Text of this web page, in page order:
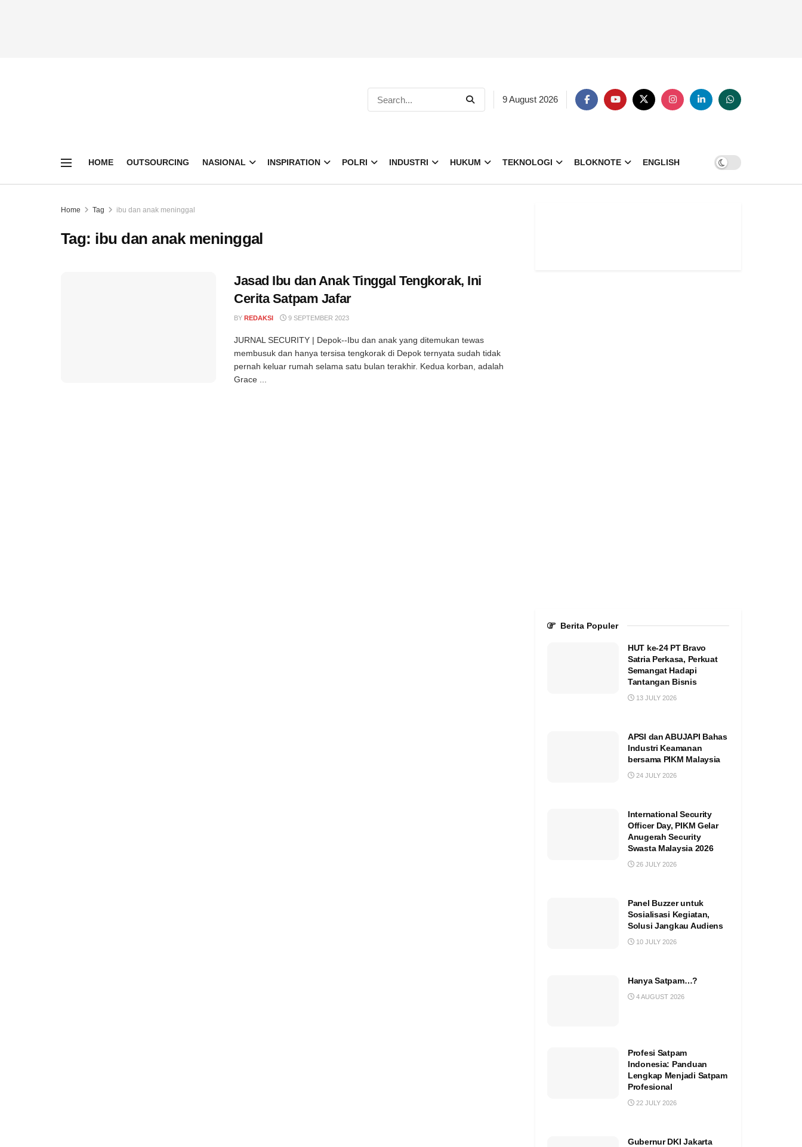
9 August 2026
HOME OUTSOURCING NASIONAL INSPIRATION POLRI INDUSTRI HUKUM TEKNOLOGI BLOKNOTE ENGLISH
Home Tag ibu dan anak meninggal
Tag: ibu dan anak meninggal
Jasad Ibu dan Anak Tinggal Tengkorak, Ini
Cerita Satpam Jafar
BY REDAKSI 9 SEPTEMBER 2023
JURNAL SECURITY | Depok--Ibu dan anak yang ditemukan tewas
membusuk dan hanya tersisa tengkorak di Depok ternyata sudah tidak
pernah keluar rumah selama satu bulan terakhir. Kedua korban, adalah
Grace ...
Berita Populer
HUT ke-24 PT Bravo
Satria Perkasa, Perkuat
Semangat Hadapi
Tantangan Bisnis
13 JULY 2026
APSI dan ABUJAPI Bahas
Industri Keamanan
bersama PIKM Malaysia
24 JULY 2026
International Security
Officer Day, PIKM Gelar
Anugerah Security
Swasta Malaysia 2026
26 JULY 2026
Panel Buzzer untuk
Sosialisasi Kegiatan,
Solusi Jangkau Audiens
10 JULY 2026
Hanya Satpam…?
4 AUGUST 2026
Profesi Satpam
Indonesia: Panduan
Lengkap Menjadi Satpam
Profesional
22 JULY 2026
Gubernur DKI Jakarta